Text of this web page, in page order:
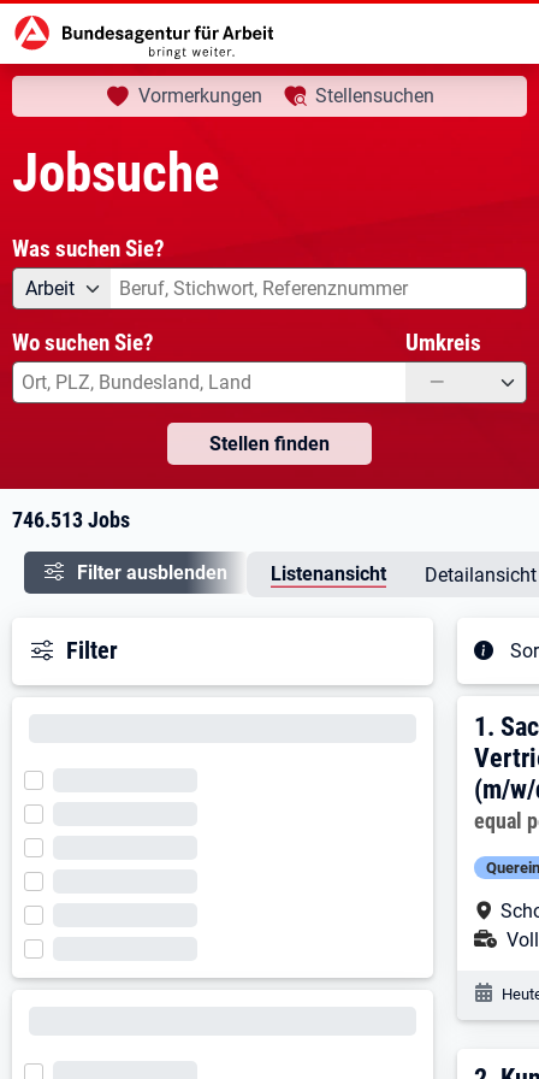
Startseite Jobsuche aktuelle Seite:
Ihre Suche
Vormerkungen Stellensuchen
Jobsuche
Was suchen Sie?
Angebotsart
Arbeit Was suchen Sie?
Wo suchen Sie? Umkreis
—
Stellen finden
746.513 Jobs
Filter ausblenden Listenansicht Detailansicht
Filter
1.
1.
(m/
equal